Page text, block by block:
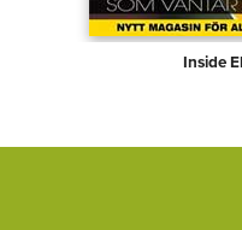
Inside